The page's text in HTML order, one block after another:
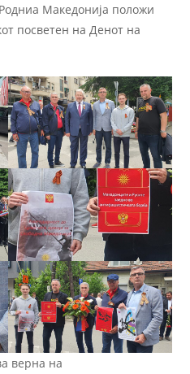
Македонија положи
посветен на Денот на
верна на